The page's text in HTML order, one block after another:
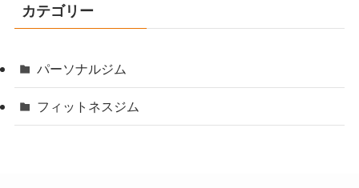
カテゴリー
パーソナルジム
フィットネスジム